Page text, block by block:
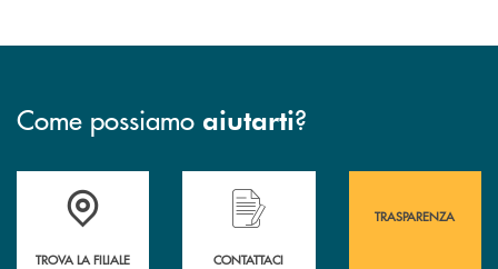
Come possiamo aiutarti?
Accedi all' elenco completo&nbsp; delle&nbsp; filiali&nbsp; di Banca
TROVA LA FILIALE
Hai bisogno di assistenza immediata?
CONTATTACI
TRASPARENZA